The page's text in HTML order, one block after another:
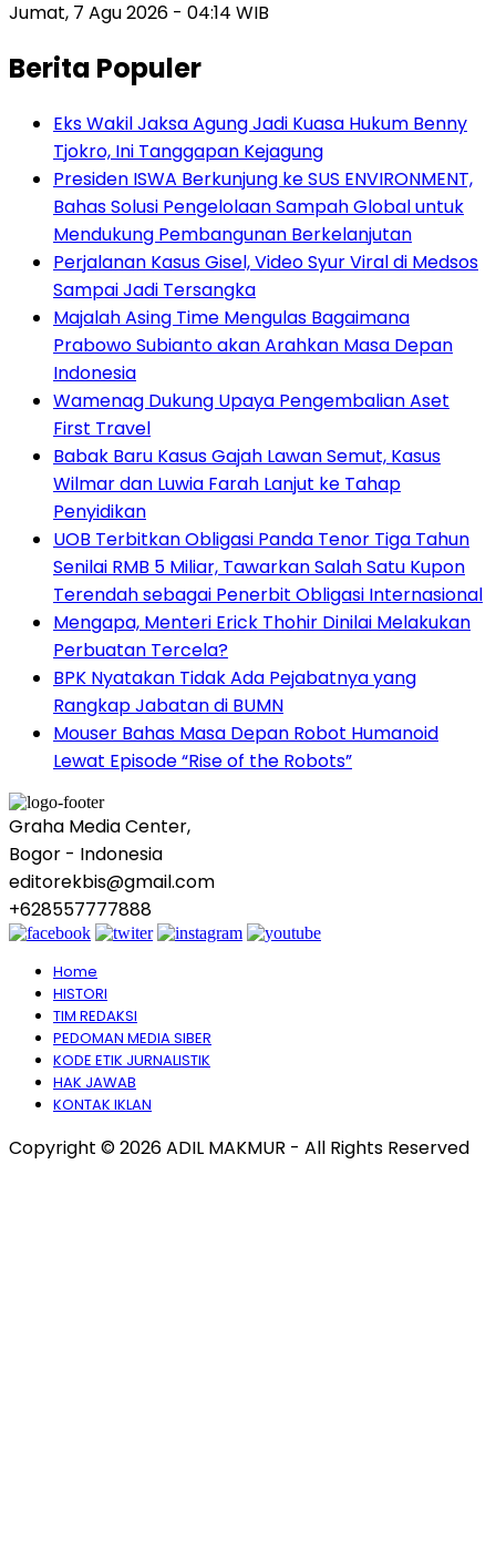
Jumat, 7 Agu 2026 - 04:14 WIB
Berita Populer
Eks Wakil Jaksa Agung Jadi Kuasa Hukum Benny
Tjokro, Ini Tanggapan Kejagung
Presiden ISWA Berkunjung ke SUS ENVIRONMENT,
Bahas Solusi Pengelolaan Sampah Global untuk
Mendukung Pembangunan Berkelanjutan
Perjalanan Kasus Gisel, Video Syur Viral di Medsos
Sampai Jadi Tersangka
Majalah Asing Time Mengulas Bagaimana
Prabowo Subianto akan Arahkan Masa Depan
Indonesia
Wamenag Dukung Upaya Pengembalian Aset
First Travel
Babak Baru Kasus Gajah Lawan Semut, Kasus
Wilmar dan Luwia Farah Lanjut ke Tahap
Penyidikan
UOB Terbitkan Obligasi Panda Tenor Tiga Tahun
Senilai RMB 5 Miliar, Tawarkan Salah Satu Kupon
Terendah sebagai Penerbit Obligasi Internasional
Mengapa, Menteri Erick Thohir Dinilai Melakukan
Perbuatan Tercela?
BPK Nyatakan Tidak Ada Pejabatnya yang
Rangkap Jabatan di BUMN
Mouser Bahas Masa Depan Robot Humanoid
Lewat Episode “Rise of the Robots”
Graha Media Center,
Bogor - Indonesia
editorekbis@gmail.com
+628557777888
Home
HISTORI
TIM REDAKSI
PEDOMAN MEDIA SIBER
KODE ETIK JURNALISTIK
HAK JAWAB
KONTAK IKLAN
Copyright © 2026 ADIL MAKMUR - All Rights Reserved